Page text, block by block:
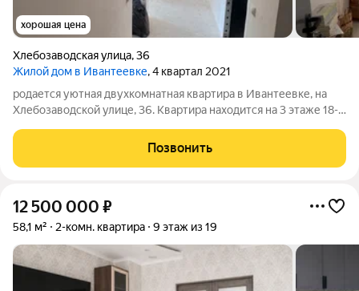
хорошая цена
Хлебозаводская улица,36
Жилой дом в Ивантеевке, 4 квартал 2021
родается уютная двухкомнатная квартира в Ивантеевке, на
Хлебозаводской улице, 36. Квартира находится на 3 этаже 18-
площадь - 59 кв. м, жилая - 31 кв. м, площадь кухни - 9 кв. м.
Высота
Позвонить
12 500 000 ₽
58,1 м² 2-комн. квартира 9 этаж из 19